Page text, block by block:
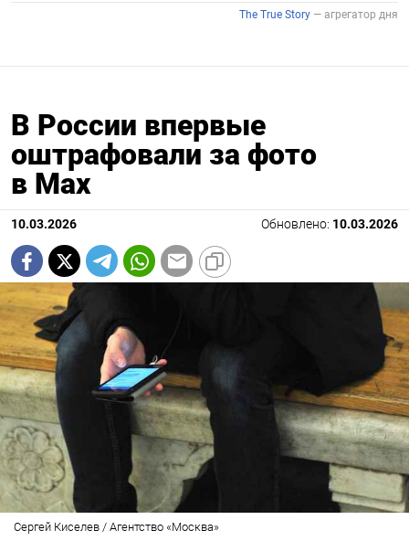
В России впервые
оштрафовали за фото
в Max
10.03.2026 Обновлено: 10.03.2026
Сергей Киселев / Агентство «Москва»